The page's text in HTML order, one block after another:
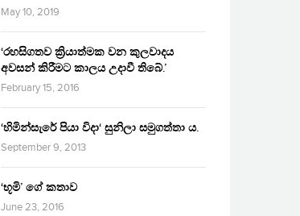
May 10, 2019
‘රහසිගතව ක්‍රියාත්මක වන කුලවාදය
අවසන් කිරීමට කාලය උදාවී තිබේ.’
February 15, 2016
‘හිමින්සැරේ පියා විදා‘ සුනිලා සමුගත්තා ය.
September 9, 2013
‘භූමි’ ගේ කතාව
June 23, 2016